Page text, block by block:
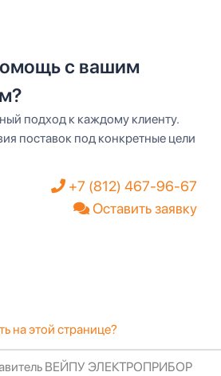
с вашим
подход к каждому клиенту.
поставок под конкретные цели
+7 (812) 467-96-67
Оставить заявку
на этой странице?
ВЕЙПУ ЭЛЕКТРОПРИБОР